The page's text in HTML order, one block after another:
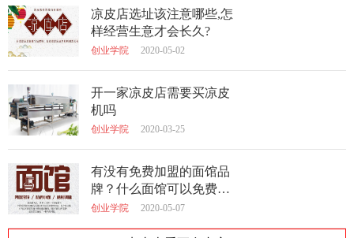
凉皮店选址该注意哪些,怎
样经营生意才会长久?
创业学院 2020-05-02
开一家凉皮店需要买凉皮
机吗
创业学院 2020-03-25
有没有免费加盟的面馆品
牌？什么面馆可以免费加
盟不收加盟费？
创业学院 2020-05-07